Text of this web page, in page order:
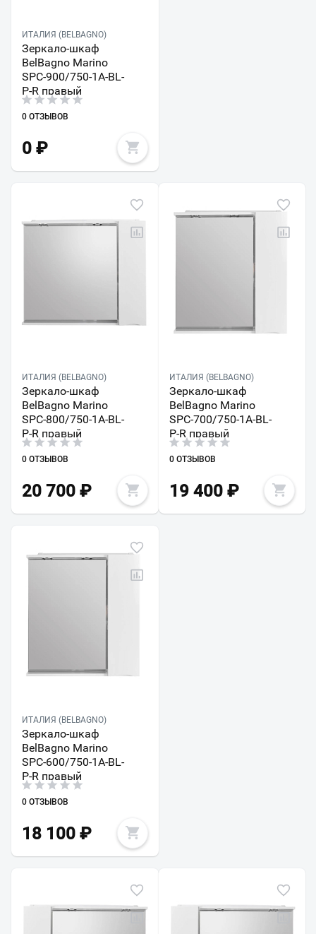
ИТАЛИЯ (BELBAGNO)
Зеркало-шкаф
BelBagno Marino
SPC-900/750-1A-BL-
P-R правый
0 ОТЗЫВОВ
0 ₽
ИТАЛИЯ (BELBAGNO)
Зеркало-шкаф
BelBagno Marino
SPC-800/750-1A-BL-
P-R правый
0 ОТЗЫВОВ
20 700 ₽
ИТАЛИЯ (BELBAGNO)
Зеркало-шкаф
BelBagno Marino
SPC-700/750-1A-BL-
P-R правый
0 ОТЗЫВОВ
19 400₽
ИТАЛИЯ (BELBAGNO)
Зеркало-шкаф
BelBagno Marino
SPC-600/750-1A-BL-
P-R правый
0 ОТЗЫВОВ
18 100 ₽